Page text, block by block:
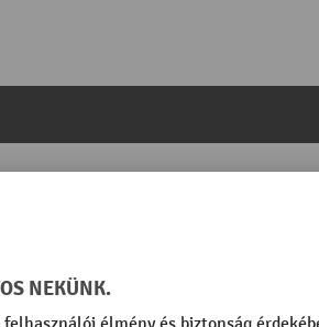
villahossz, poliuretán kerekek,